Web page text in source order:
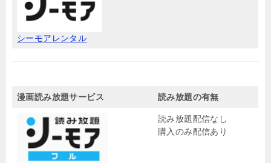
シーモアレンタル
漫画読み放題サービス 読み放題の有無
読み放題配信なし
購入のみ配信あり